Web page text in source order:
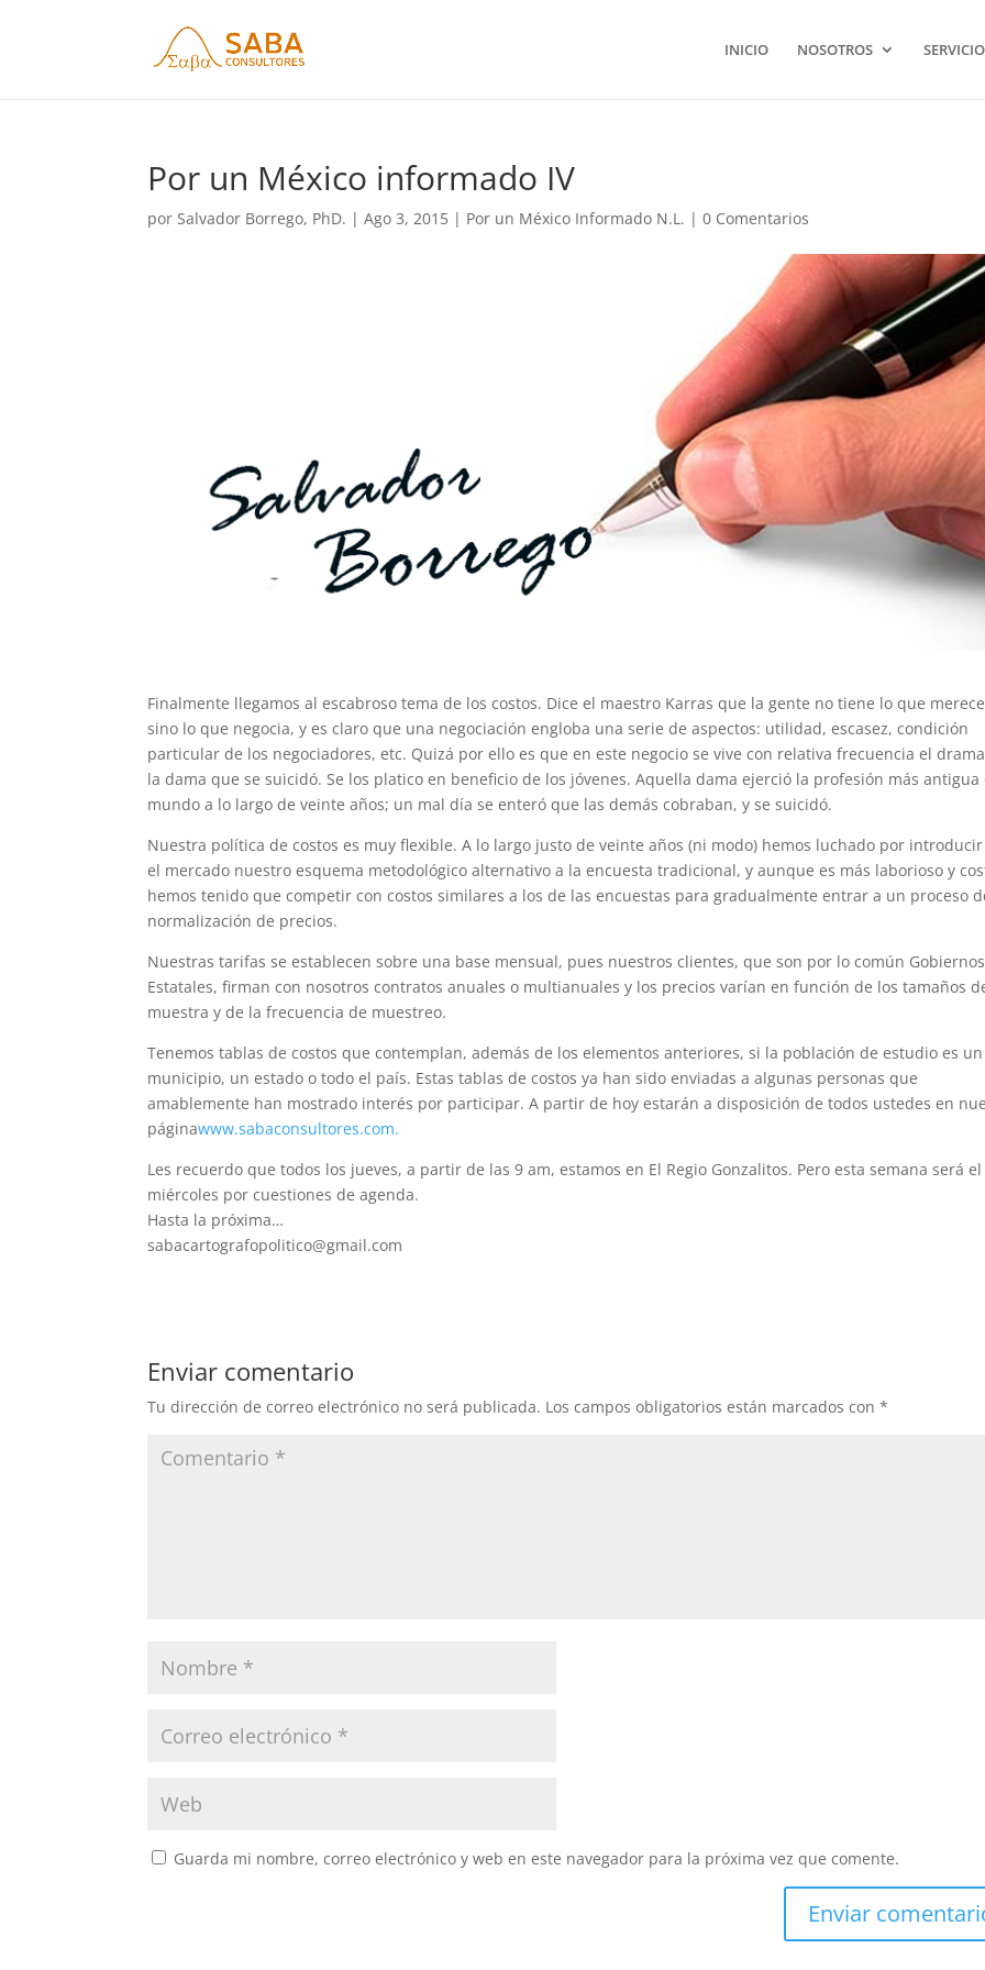
INICIO NOSOTROS
Por un México informado IV
porSalvador Borrego, PhD. |Ago 3, 2015 | Por un México Informado N.L. |0 Comentarios
Finalmente llegamos al escabroso tema de los costos. Dice el maestro Karras que la gente no tiene lo que merece
sino lo que negocia, y es claro que una negociación engloba una serie de aspectos: utilidad, escasez, condición
particular de los negociadores, etc. Quizá por ello es que en este negocio se vive con relativa frecuencia el
la dama que se suicidó. Se los platico en beneficio de los jóvenes. Aquella dama ejerció la profesión más antigua
mundo a lo largo de veinte años; un mal día se enteró que las demás cobraban, y se suicidó.
Nuestra política de costos es muy flexible. A lo largo justo de veinte años (ni modo) hemos luchado por
el mercado nuestro esquema metodológico alternativo a la encuesta tradicional, y aunque es más laborioso y
hemos tenido que competir con costos similares a los de las encuestas para gradualmente entrar a un proceso
normalización de precios.
Nuestras tarifas se establecen sobre una base mensual, pues nuestros clientes, que son por lo común Gobiernos
Estatales, firman con nosotros contratos anuales o multianuales y los precios varían en función de los tamaños
muestra y de la frecuencia de muestreo.
Tenemos tablas de costos que contemplan, además de los elementos anteriores, si la población de estudio es un
municipio, un estado o todo el país. Estas tablas de costos ya han sido enviadas a algunas personas que
amablemente han mostrado interés por participar. A partir de hoy estarán a disposición de todos ustedes en
páginawww.sabaconsultores.com.
Les recuerdo que todos los jueves, a partir de las 9 am, estamos en El Regio Gonzalitos. Pero esta semana será el
miércoles por cuestiones de agenda.
Hasta la próxima…
sabacartografopolitico@gmail.com
Enviar comentario
Tu dirección de correo electrónico no será publicada. Los campos obligatorios están marcados con*
Guarda mi nombre, correo electrónico y web en este navegador para la próxima vez que comente.